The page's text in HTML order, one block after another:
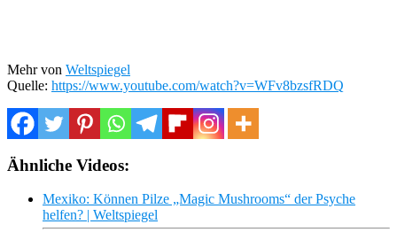
Mehr von Weltspiegel
Quelle: https://www.youtube.com/watch?v=WFv8bzsfRDQ
Ähnliche Videos:
Mexiko: Können Pilze „Magic Mushrooms“ der Psyche
helfen? | Weltspiegel